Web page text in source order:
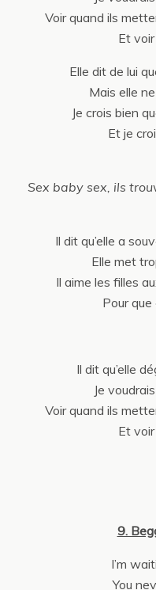
Voir quand ils
Et
Elle dit de lui
Mais elle
Je crois bien
Et je
Sex baby sex, ils
Il dit qu’elle a
Elle met
Il aime les filles
Pour que
Il dit qu’elle
Je
Voir quand ils
Et
9.
I’m
You